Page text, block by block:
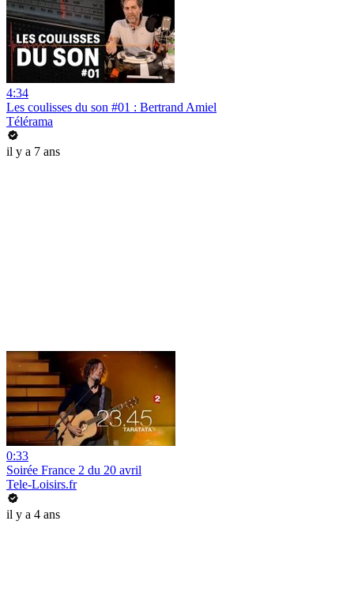
4:34
Les coulisses du son #01 : Bertrand Amiel
Télérama
il y a 7 ans
0:33
Soirée France 2 du 20 avril
Tele-Loisirs.fr
il y a 4 ans